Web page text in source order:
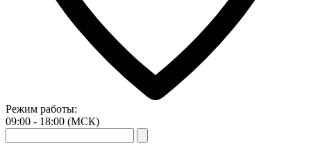
Режим работы:
09:00 - 18:00 (МСК)